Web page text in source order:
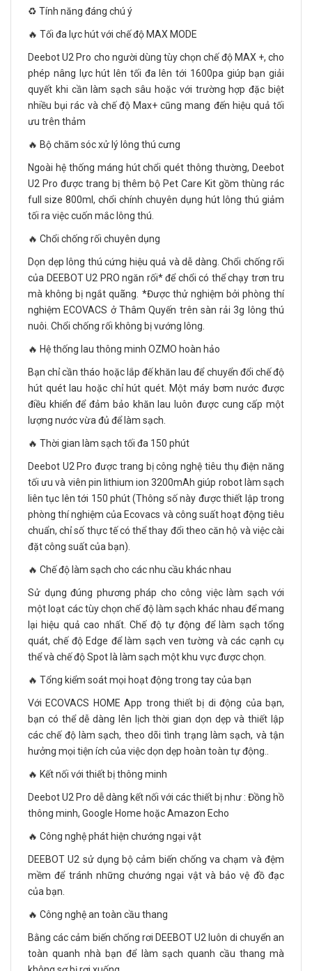
♻️ Tính năng đáng chú ý
🔥 Tối đa lực hút với chế độ MAX MODE
Deebot U2 Pro cho người dùng tùy chọn chế độ MAX +, cho
phép nâng lực hút lên tối đa lên tới 1600pa giúp bạn giải
quyết khi cần làm sạch sâu hoặc với trường hợp đặc biệt
nhiều bụi rác và chế độ Max+ cũng mang đến hiệu quả tối
ưu trên thảm
🔥 Bộ chăm sóc xử lý lông thú cưng
Ngoài hệ thống máng hút chổi quét thông thường, Deebot
U2 Pro được trang bị thêm bộ Pet Care Kit gồm thùng rác
full size 800ml, chổi chính chuyên dụng hút lông thú giảm
tối ra việc cuốn mắc lông thú.
🔥 Chổi chống rối chuyên dụng
Dọn dẹp lông thú cứng hiệu quả và dễ dàng. Chổi chống rối
của DEEBOT U2 PRO ngăn rối* để chổi có thể chạy trơn tru
mà không bị ngắt quãng. *Được thử nghiệm bởi phòng thí
nghiệm ECOVACS ở Thâm Quyến trên sàn rải 3g lông thú
nuôi. Chổi chống rối không bị vướng lông.
🔥 Hệ thống lau thông minh OZMO hoàn hảo
Bạn chỉ cần tháo hoặc lắp đế khăn lau để chuyển đổi chế độ
hút quét lau hoặc chỉ hút quét. Một máy bơm nước được
điều khiển để đảm bảo khăn lau luôn được cung cấp một
lượng nước vừa đủ để làm sạch.
🔥 Thời gian làm sạch tối đa 150 phút
Deebot U2 Pro được trang bị công nghệ tiêu thụ điện năng
tối ưu và viên pin lithium ion 3200mAh giúp robot làm sạch
liên tục lên tới 150 phút (Thông số này được thiết lập trong
phòng thí nghiệm của Ecovacs và công suất hoạt động tiêu
chuẩn, chỉ số thực tế có thể thay đổi theo căn hộ và việc cài
đặt công suất của bạn).
🔥 Chế độ làm sạch cho các nhu cầu khác nhau
Sử dụng đúng phương pháp cho công việc làm sạch với
một loạt các tùy chọn chế độ làm sạch khác nhau để mang
lại hiệu quả cao nhất. Chế độ tự động để làm sạch tổng
quát, chế độ Edge để làm sạch ven tường và các cạnh cụ
thể và chế độ Spot là làm sạch một khu vực được chọn.
🔥 Tổng kiểm soát mọi hoạt động trong tay của bạn
Với ECOVACS HOME App trong thiết bị di động của bạn,
bạn có thể dễ dàng lên lịch thời gian dọn dẹp và thiết lập
các chế độ làm sạch, theo dõi tình trạng làm sạch, và tận
hưởng mọi tiện ích của việc dọn dẹp hoàn toàn tự động..
🔥 Kết nối với thiết bị thông minh
Deebot U2 Pro dễ dàng kết nối với các thiết bị như : Đồng hồ
thông minh, Google Home hoặc Amazon Echo
🔥 Công nghệ phát hiện chướng ngại vật
DEEBOT U2 sử dụng bộ cảm biến chống va chạm và đệm
mềm để tránh những chướng ngại vật và bảo vệ đồ đạc
của bạn.
🔥 Công nghệ an toàn cầu thang
Bằng các cảm biến chống rơi DEEBOT U2 luôn di chuyển an
toàn quanh nhà bạn để làm sạch quanh cầu thang mà